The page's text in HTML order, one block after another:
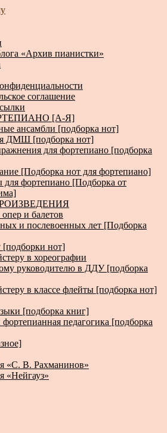
книги, музыка, статьи…
«Архив пианистки»
соглашение
[А-Я]
ансамбли [подборка нот]
ДМШ [подборка нот]
для фортепиано [подборка
[Подборка нот для фортепиано]
для фортепиано [Подборка от
и балетов
и послевоенных лет [Подборка
[подборки нот]
в хореографии
руководителю в ДДУ [подборка
в классе флейты [подборка нот]
[подборка книг]
педагогика [подборка
«С. В. Рахманинов»
«Нейгауз»